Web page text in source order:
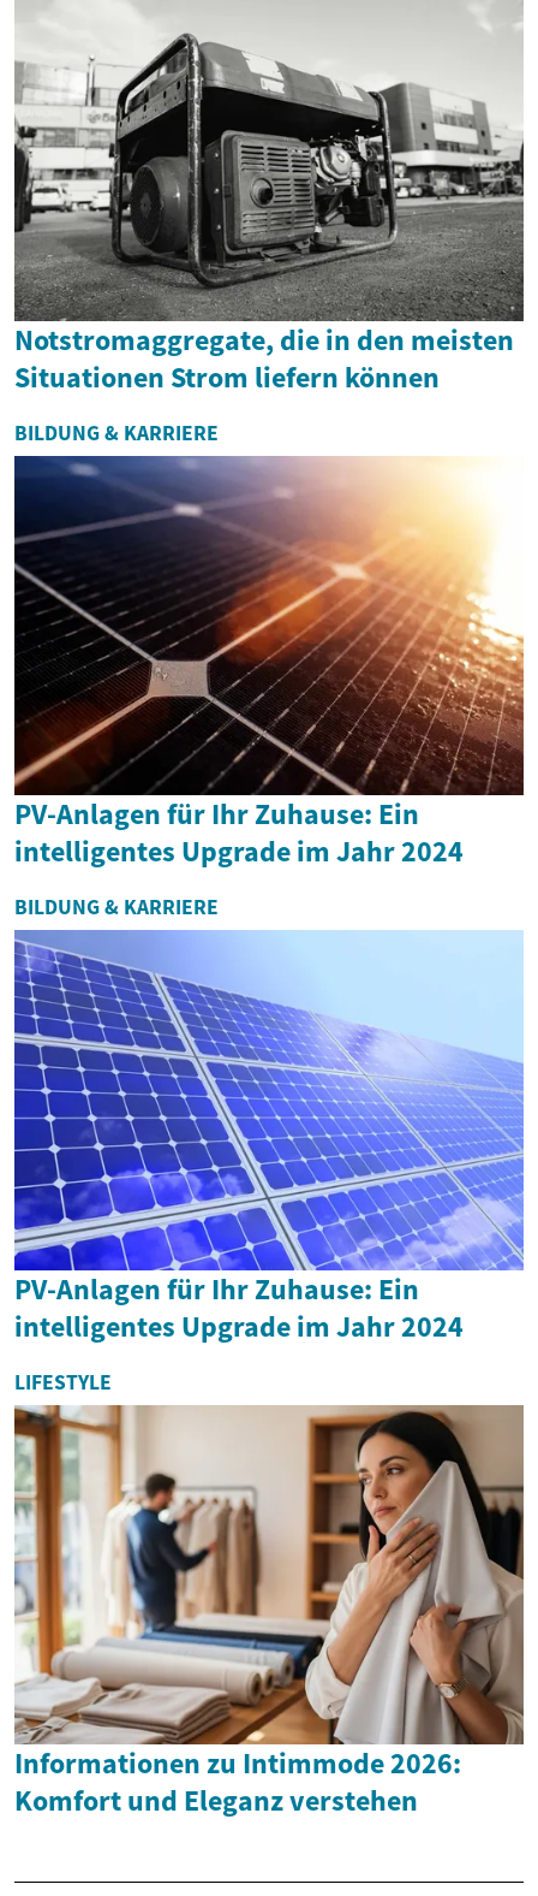
Notstromaggregate, die in den meisten
Situationen Strom liefern können
BILDUNG & KARRIERE
PV-Anlagen für Ihr Zuhause: Ein
intelligentes Upgrade im Jahr 2024
BILDUNG & KARRIERE
PV-Anlagen für Ihr Zuhause: Ein
intelligentes Upgrade im Jahr 2024
LIFESTYLE
Informationen zu Intimmode 2026:
Komfort und Eleganz verstehen